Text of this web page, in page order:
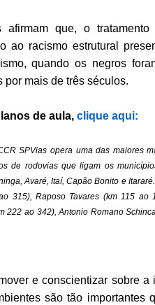
afirmam que, o
ao racismo estrutural
quando os negros
por mais de três séculos.
de aula, clique aqui:
SPVias opera uma das maiores
de rodovias que ligam os
Avaré, Itaí, Capão Bonito e
315), Raposo Tavares (km 115
222 ao 342), Antonio Romano
e conscientizar sobre
são tão importantes